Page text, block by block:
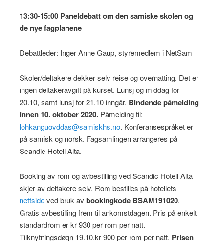
13:30-15:00 Paneldebatt om den samiske skolen og
de nye fagplanene
Debattleder: Inger Anne Gaup, styremedlem i NetSam
Skoler/deltakere dekker selv reise og overnatting. Det er
ingen deltakeravgift på kurset. Lunsj og middag for
20.10, samt lunsj for 21.10 inngår. Bindende påmelding
innen 10. oktober 2020. Påmelding til:
lohkanguovddas@samiskhs.no. Konferansespråket er
på samisk og norsk. Fagsamlingen arrangeres på
Scandic Hotell Alta.
Booking av rom og avbestilling ved Scandic Hotell Alta
skjer av deltakere selv. Rom bestilles på hotellets
nettsideved bruk av bookingkode BSAM191020.
Gratis avbestilling frem til ankomstdagen. Pris på enkelt
standardrom er kr 930 per rom per natt.
Tilknytningsdøgn 19.10.kr 900 per rom per natt. Prisen